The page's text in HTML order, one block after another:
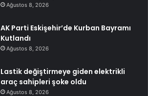
Ağustos 8, 2026
AK Parti Eskişehir’de Kurban Bayramı
Kutlandı
Ağustos 8, 2026
Lastik değiştirmeye giden elektrikli
araç sahipleri şoke oldu
Ağustos 8, 2026